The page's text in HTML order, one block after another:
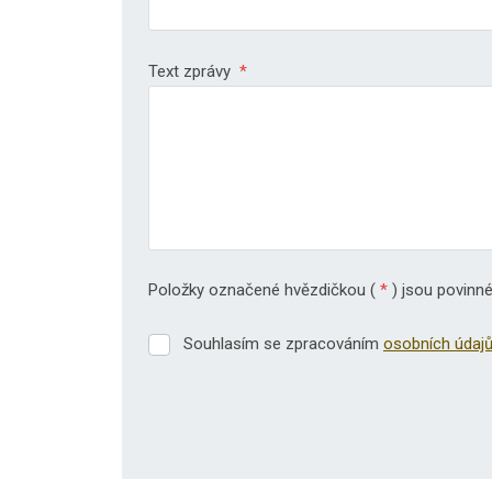
Text zprávy *
Položky označené hvězdičkou ( * ) jsou
Souhlasím
Souhlasím se zpracováním osobních údajů